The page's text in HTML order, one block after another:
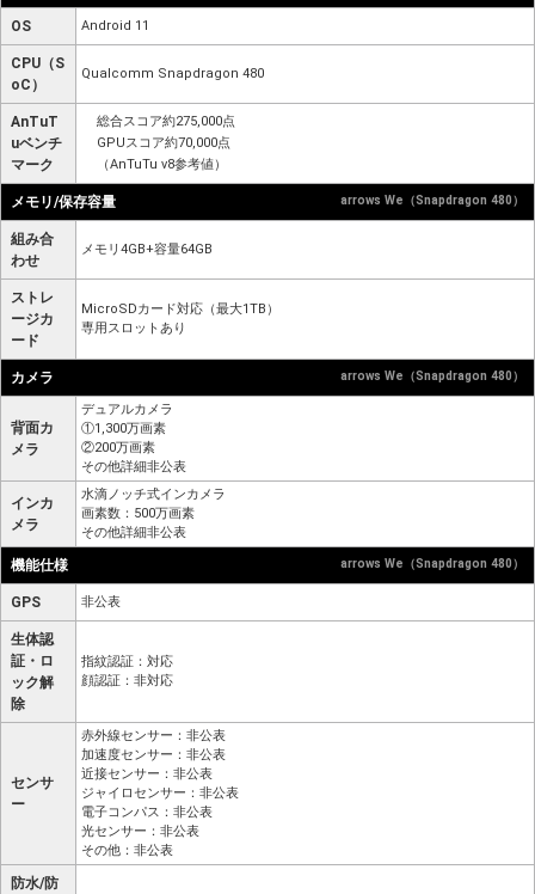
OS Android 11
CPU（S
oC）
Qualcomm Snapdragon 480
AnTuT
uベンチ
マーク
総合スコア約275,000点
GPUスコア約70,000点
（AnTuTu v8参考値）
メモリ/保存容量 arrows We（Snapdragon 480）
組み合
わせ
メモリ4GB+容量64GB
ストレ
ージカ
ード
MicroSDカード対応（最大1TB）
専用スロットあり
カメラ arrows We（Snapdragon 480）
背面カ
メラ
デュアルカメラ
①1,300万画素
②200万画素
その他詳細非公表
インカ
メラ
水滴ノッチ式インカメラ
画素数：500万画素
その他詳細非公表
機能仕様 arrows We（Snapdragon 480）
GPS 非公表
生体認
証・ロ
ック解
除
指紋認証：対応
顔認証：非対応
センサ
ー
赤外線センサー：非公表
加速度センサー：非公表
近接センサー：非公表
ジャイロセンサー：非公表
電子コンパス：非公表
光センサー：非公表
その他：非公表
防水/防